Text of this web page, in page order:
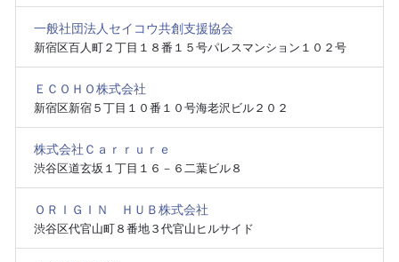
一般社団法人セイコウ共創支援協会
新宿区百人町２丁目１８番１５号パレスマンション１０２号
ＥＣＯＨＯ株式会社
新宿区新宿５丁目１０番１０号海老沢ビル２０２
株式会社Ｃａｒｒｕｒｅ
渋谷区道玄坂１丁目１６－６二葉ビル８
ＯＲＩＧＩＮ ＨＵＢ株式会社
渋谷区代官山町８番地３代官山ヒルサイド